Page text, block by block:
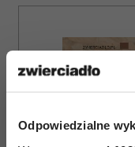
Odpowiedzialne